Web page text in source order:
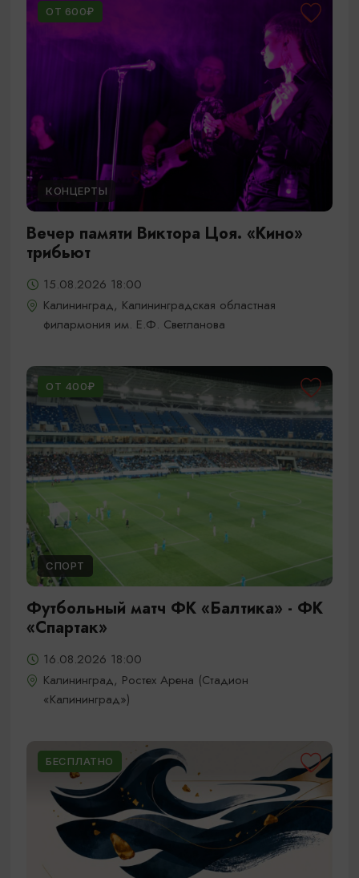
ОТ 600₽
КОНЦЕРТЫ
Вечер памяти Виктора Цоя. «Кино»
трибьют
15.08.2026 18:00
Калининград, Калининградская областная
филармония им. Е.Ф. Светланова
ОТ 400₽
СПОРТ
Футбольный матч ФК «Балтика» - ФК
«Спартак»
16.08.2026 18:00
Калининград, Ростех Арена (Стадион
«Калининград»)
БЕСПЛАТНО